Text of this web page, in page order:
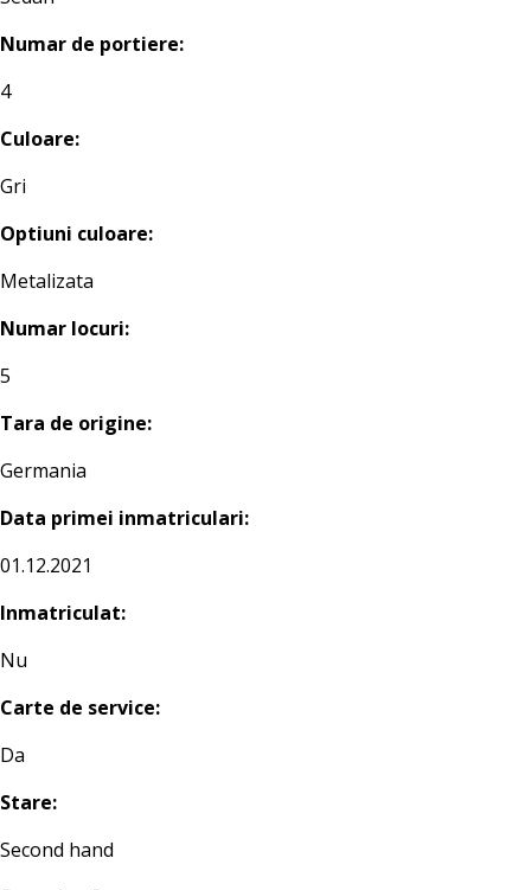
Numar de portiere:
4
Culoare:
Gri
Optiuni culoare:
Metalizata
Numar locuri:
5
Tara de origine:
Germania
Data primei inmatriculari:
01.12.2021
Inmatriculat:
Nu
Carte de service:
Da
Stare:
Second hand